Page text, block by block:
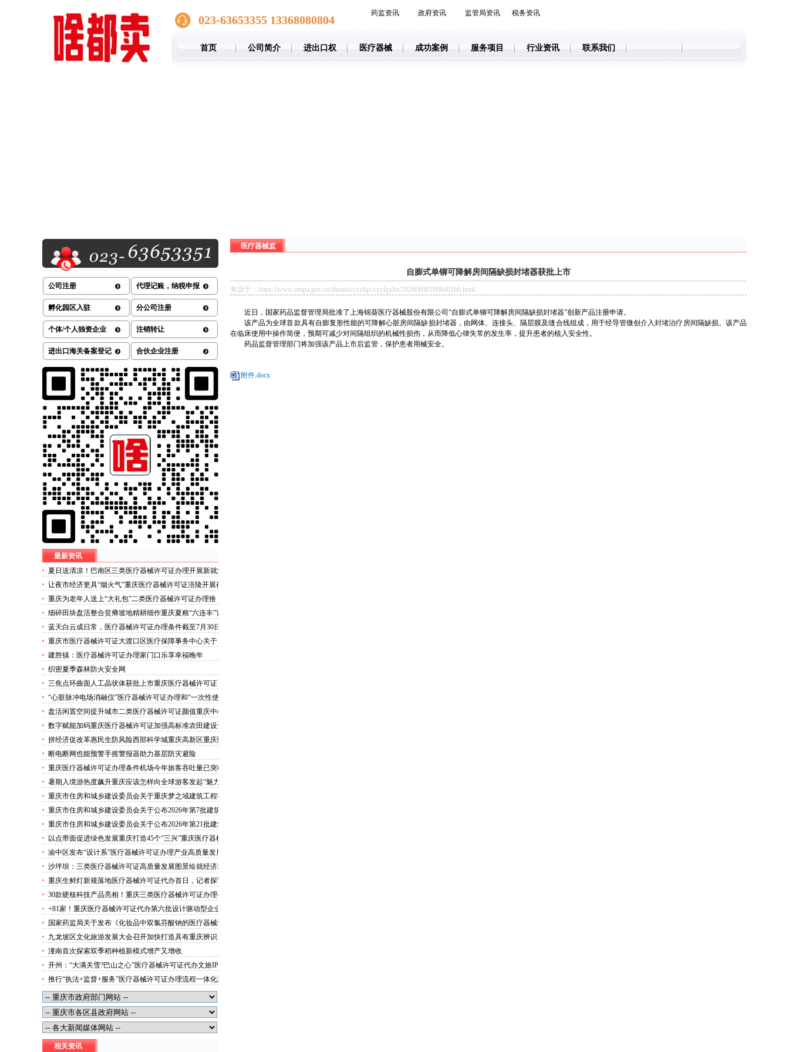
023-63653355 13368080804
药监资讯 政府资讯 监管局资讯 税务资讯
首页 公司简介 进出口权 医疗器械 成功案例 服务项目 行业资讯 联系我们
公司注册 代理记账，纳税申报
孵化园区入驻 分公司注册
个体/个人独资企业 注销转让
进出口海关备案登记 合伙企业注册
最新资讯
夏日送清凉！巴南区三类医疗器械许可证办理开展新就业
群体慰问活动
让夜市经济更具“烟火气”重庆医疗器械许可证涪陵开展夜
市食品安全专项整治
重庆为老年人送上“大礼包”二类医疗器械许可证办理推
出“乐享银龄”文艺、文创、阅读、健身、康养、科普六大
系列主题活动
细碎田块盘活整合贫瘠坡地精耕细作重庆夏粮“六连丰”背
后的三类医疗器械许可证稳产密码
蓝天白云成日常，医疗器械许可证办理条件截至7月30日
——我市今年已收获192个优良天
重庆市医疗器械许可证大渡口区医疗保障事务中心关于
《重庆市大渡口区医疗保险稽核通知书》送达公告
建胜镇：医疗器械许可证办理家门口乐享幸福晚年
织密夏季森林防火安全网
三焦点环曲面人工晶状体获批上市重庆医疗器械许可证
“心脏脉冲电场消融仪”医疗器械许可证办理和“一次性使
用心脏脉冲电场消融导管”获批上市
盘活闲置空间提升城市二类医疗器械许可证颜值重庆中心
城区累计拆除围挡172处
数字赋能加码重庆医疗器械许可证加强高标准农田建设资
金监管
拼经济促改革惠民生防风险西部科学城重庆高新区重庆医
疗器械许可证以实干担当锻造高质量发展新动能
断电断网也能预警手摇警报器助力基层防灾避险
重庆医疗器械许可证办理条件机场今年旅客吞吐量已突破
3000万人次
暑期入境游热度飙升重庆应该怎样向全球游客发起“魅力
攻势”三类医疗器械许可证办理
重庆市住房和城乡建设委员会关于重庆梦之域建筑工程有
限公司等8家建筑业企业资质证书换领的医疗器械许可证
代办公告
重庆市住房和城乡建设委员会关于公布2026年第7批建筑
施工安管人员安全生产考核合格证书名单的医疗器械许可
证办理流程公告
重庆市住房和城乡建设委员会关于公布2026年第21批建筑
施工特种作业人员操作资格证书名单的医疗器械许可证办
理条件公告
以点带面促进绿色发展重庆打造45个“三兴”重庆医疗器械
许可证村赋能乡村振兴
渝中区发布“设计系”医疗器械许可证办理产业高质量发展
行动方案力争“十五五”期间行业营业收入突破300亿元
沙坪坝：三类医疗器械许可证高质量发展图景绘就经济发
展量质齐升成色更足
重庆生鲜灯新规落地医疗器械许可证代办首日，记者探访
市场整治情况——商超全面“素颜”售卖农贸市场执行“打
折”
30款硬核科技产品亮相！重庆三类医疗器械许可证办理公
示第二批未来产业标志性产品
+81家！重庆医疗器械许可证代办第六批设计驱动型企业
（机构）库入库名单出炉
国家药监局关于发布《化妆品中双氯芬酸钠的医疗器械许
可证办理流程测定》等2项化妆品补充检验方法的公告
（2026年第72号）
九龙坡区文化旅游发展大会召开加快打造具有重庆辨识
度、全国影响力的三类医疗器械许可证办理文化旅游名区
潼南首次探索双季稻种植新模式增产又增收
开州：“大满关雪?巴山之心”医疗器械许可证代办文旅IP
发布
推行“执法+监督+服务”医疗器械许可证办理流程一体化新
模式重庆“生态蓝”守护巴山渝水生态底色
相关资讯
医疗器械监
自膨式单铆可降解房间隔缺损封堵器获批上市
来源于：https://www.nmpa.gov.cn/zhuanti/cxylqx/cxylqxlm/20260608100640166.html
近日，国家药品监督管理局批准了上海锦葵医疗器械股份有限公司“自膨式单铆可降解房间隔缺损封堵器”创新产品注册申请。
该产品为全球首款具有自膨复形性能的可降解心脏房间隔缺损封堵器，由网体、连接头、隔层膜及缝合线组成，用于经导管微创介入封堵治疗房间隔缺损。该产品
在临床使用中操作简便，预期可减少对间隔组织的机械性损伤，从而降低心律失常的发生率，提升患者的植入安全性。
药品监督管理部门将加强该产品上市后监管，保护患者用械安全。
附件.docx